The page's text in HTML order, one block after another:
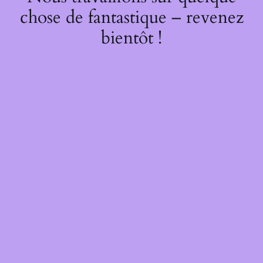
chose de fantastique – revenez
bientôt !